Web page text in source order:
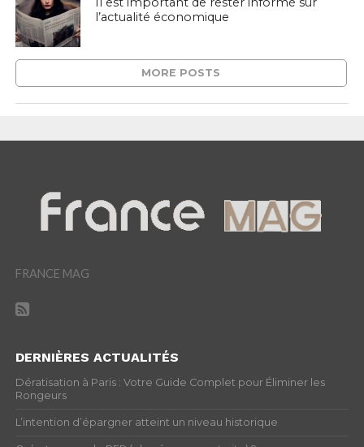
l’actualité économique
MORE POSTS
FRANCE MAG
DERNIÈRES ACTUALITÉS
Dératisation à Paris : Votre Guide Complet pour Éliminer les
Rongeurs
L’intention d’épargner atteint un niveau historique